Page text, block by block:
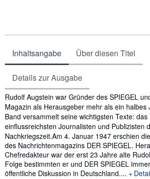
Inhaltsangabe Über diesen Titel
Details zur Ausgabe
Inhaltsangabe
Rudolf Augstein war Gründer des SPIEGEL
Magazin als Herausgeber mehr als ein halbes
Band versammelt seine wichtigsten Texte:
einflussreichsten Journalisten und Publizisten
Nachkriegszeit.Am 4. Januar 1947 erschien
des Nachrichtenmagazins DER SPIEGEL.
Chefredakteur war der erst 23 Jahre alte
Folge bestimmten er und DER SPIEGEL
öffentliche Diskussion in Deutschland....